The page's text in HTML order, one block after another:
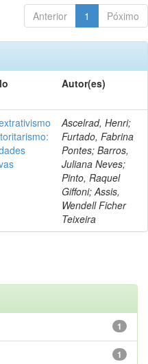
Anterior 1 Póximo
Autor(es)
Ascelrad, Henri;
Furtado, Fabrina
Pontes; Barros,
Juliana Neves;
Pinto, Raquel
Giffoni; Assis,
Wendell Ficher
Teixeira
1
1